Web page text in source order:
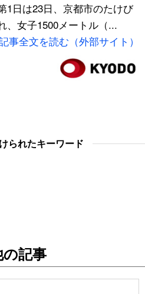
1日は23日、京都市のたけび
、女子1500メートル（...
事全文を読む（外部サイト）
られたキーワード
記事